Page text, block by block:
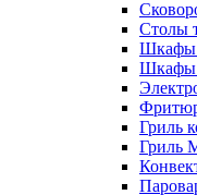
Столы
Шкафы
Шкафы
Гриль
Гриль